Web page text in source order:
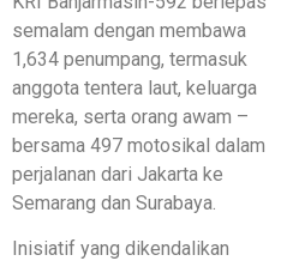
semalam dengan membawa
1,634 penumpang, termasuk
anggota tentera laut, keluarga
mereka, serta orang awam –
bersama 497 motosikal dalam
perjalanan dari Jakarta ke
Semarang dan Surabaya.
Inisiatif yang dikendalikan